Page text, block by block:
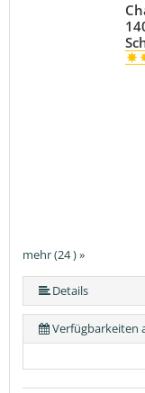
mehr (24 ) »
mehr (24 ) »
mehr (24 ) »
mehr (24 ) »
mehr (24 ) »
mehr (24 ) »
mehr (24 ) »
mehr (24 ) »
mehr (24 ) »
mehr (24 ) »
mehr (24 ) »
mehr (24 ) »
mehr (24 ) »
mehr (24 ) »
mehr (24 ) »
mehr (24 ) »
mehr (24 ) »
mehr (24 ) »
mehr (24 ) »
mehr (24 ) »
mehr (24 ) »
Details
Verfügbarkeiten